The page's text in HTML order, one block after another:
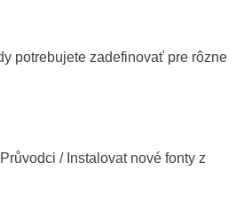
potrebujete zadefinovať pre rôzne
/ Instalovat nové fonty z